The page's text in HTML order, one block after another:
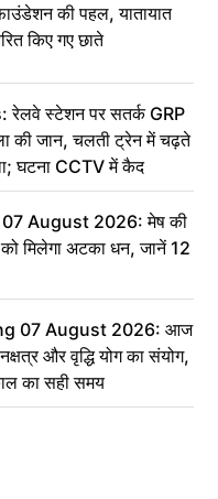
की पहल, यातायात
किए गए छाते
स्टेशन पर सतर्क GRP
की जान, चलती ट्रेन में चढ़ते
घटना CCTV में कैद
August 2026: मेष की
मिलेगा अटका धन, जानें 12
07 August 2026: आज
और वृद्धि योग का संयोग,
का सही समय